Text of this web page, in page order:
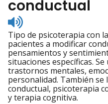
conductual
Listen
to
pronunciation
Tipo de psicoterapia con
pacientes a modificar
pensamientos y
situaciones específicas.
trastornos mentales,
personalidad. También
conductual, psicoterapia
y terapia cognitiva.